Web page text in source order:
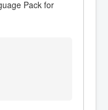
Pack for